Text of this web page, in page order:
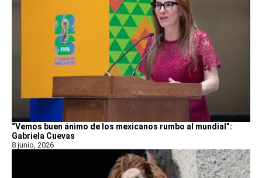
“Vemos buen ánimo de los mexicanos rumbo al mundial”:
Gabriela Cuevas
8 junio, 2026